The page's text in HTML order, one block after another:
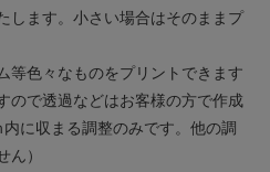
します。小さい場合はそのままプ
等色々なものをプリントできます
ので透過などはお客様の方で作成
に収まる調整のみです。他の調
）